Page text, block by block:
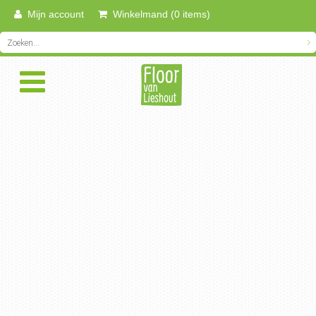
Mijn account Winkelmand (0 items)